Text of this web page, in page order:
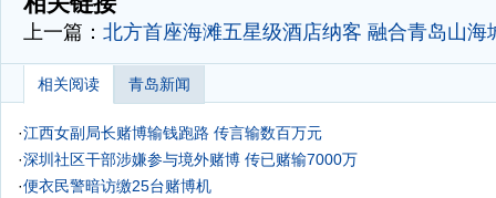
上一篇： 北方首座海滩五星级酒店纳客 融合青岛山海
相关阅读 青岛新闻
·江西女副局长赌博输钱跑路 传言输数百万元
·深圳社区干部涉嫌参与境外赌博 传已赌输7000万
·便衣民警暗访缴25台赌博机